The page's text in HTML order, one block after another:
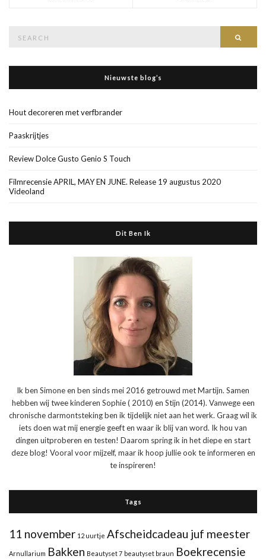
Nieuwste blog’s
Hout decoreren met verfbrander
Paaskrijtjes
Review Dolce Gusto Genio S Touch
Filmrecensie APRIL, MAY EN JUNE. Release 19 augustus 2020
Videoland
Dit Ben Ik
Ik ben Simone en ben sinds mei 2016 getrouwd met Martijn. Samen
hebben wij twee kinderen Sophie ( 2010) en Stijn (2014). Vanwege een
chronische darmontsteking ben ik tijdelijk niet aan het werk. Graag wil ik
iets doen wat mij energie geeft en waar ik blij van word. Ik hou van
dingen uitproberen en testen! Daarom spring ik in het diepe en start
deze blog! Vooral voor mijzelf, maar ik hoop jullie ook te informeren en
te inspireren!
Tags
11 november 12 uurtje Afscheidcadeau juf meester
Arnullarium Bakken Beautyset 7 beautyset braun Boekrecensie